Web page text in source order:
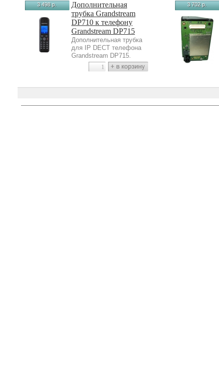
3 498 р.
Дополнительная
трубка Grandstream
DP710 к телефону
Grandstream DP715
Дополнительная трубка
для IP DECT телефона
Grandstream DP715.
3 702 р.